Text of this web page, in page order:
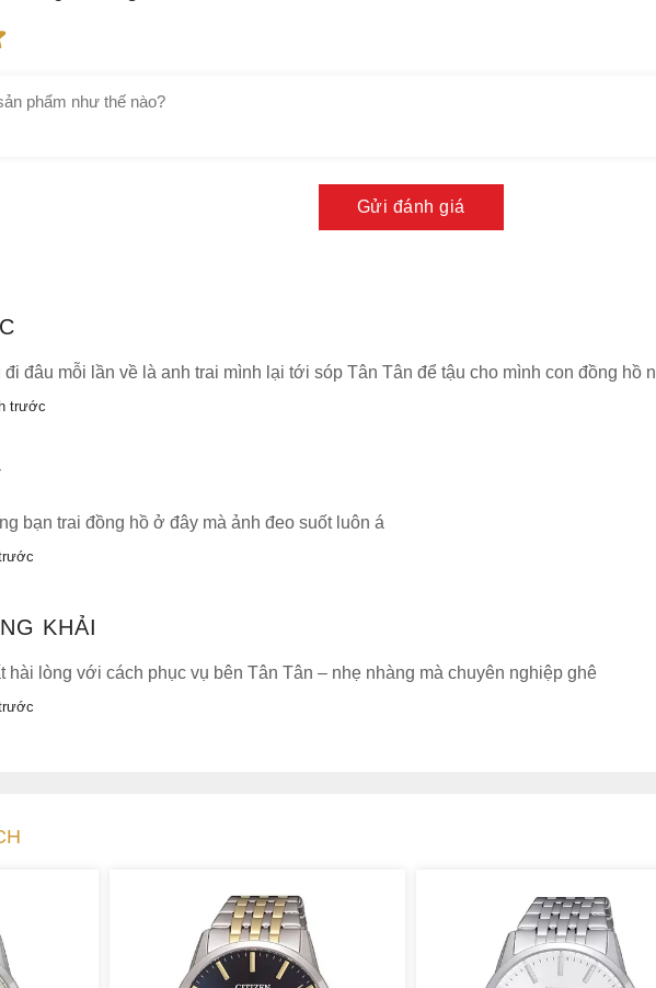
Gửi đánh giá
đi đâu mỗi lần về là anh trai mình lại tới sóp Tân Tân để tậu cho mình con đồng hồ
trước
bạn trai đồng hồ ở đây mà ảnh đeo suốt luôn á
KHẢI
hài lòng với cách phục vụ bên Tân Tân – nhẹ nhàng mà chuyên nghiệp ghê